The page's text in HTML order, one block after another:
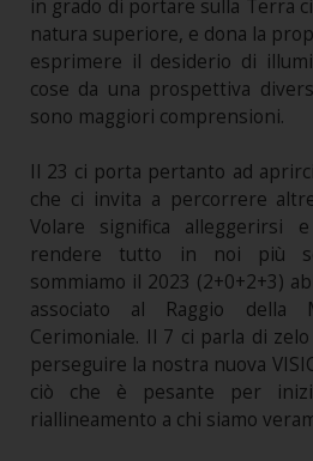
in grado di portare sulla Terra
natura superiore, e dona la
esprimere il desiderio di
cose da una prospettiva
sono maggiori comprensioni.
Il 23 ci porta pertanto ad
che ci invita a percorrere
Volare significa alleggerirsi
rendere tutto in noi più
sommiamo il 2023 (2+0+2+3)
associato al Raggio della
Cerimoniale. Il 7 ci parla di
perseguire la nostra nuova
ciò che è pesante per
riallineamento a chi siamo